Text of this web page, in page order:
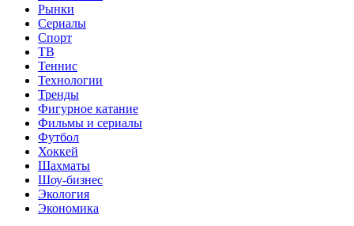
Рынки
Сериалы
Спорт
ТВ
Теннис
Технологии
Тренды
Фигурное катание
Фильмы и сериалы
Футбол
Хоккей
Шахматы
Шоу-бизнес
Экология
Экономика